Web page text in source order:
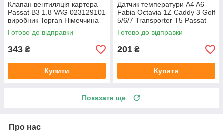
Клапан вентиляція картера
Passat B3 1.8 VAG 023129101
виробник Topran Німеччина
Готово до відправки
343 ₴
Купити
Датчик температури A4 A6
Fabia Octavia 1Z Caddy 3 Golf
5/6/7 Transporter T5 Passat
B6 (колір сірий)
Готово до відправки
201 ₴
Купити
Показати ще
Про нас